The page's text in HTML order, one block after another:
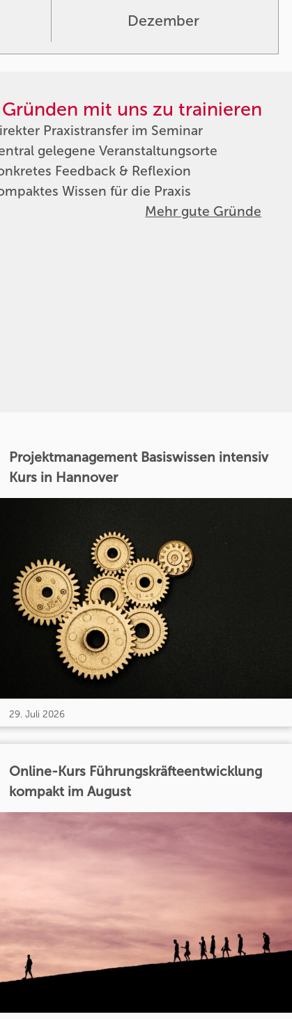
mit uns zu trainieren
Praxistransfer im Seminar
gelegene Veranstaltungsorte
Feedback & Reflexion
Wissen für die Praxis
Mehr gute Gründe
Projektmanagement Basiswissen intensiv
Kurs in Hannover
29. Juli 2026
Online-Kurs Führungskräfteentwicklung
kompakt im August
Dezember